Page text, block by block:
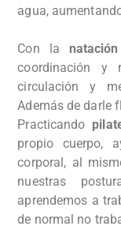
agua,
Con la natación
coordinación y
circulación y
Además de darle
Practicando
propio cuerpo,
corporal, al
nuestras
aprendemos a
de normal no